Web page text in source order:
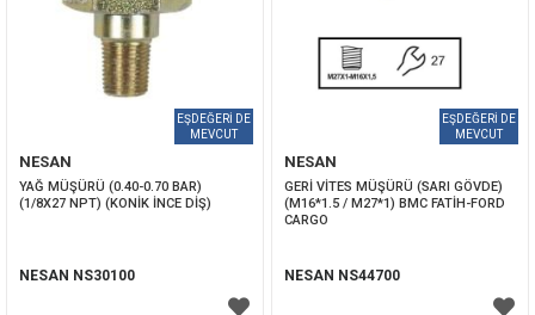
NESAN
YAĞ MÜŞÜRÜ (0.40-0.70 BAR)
(1/8X27 NPT) (KONİK İNCE DİŞ)
NESAN NS30100
NESAN
GERİ VİTES MÜŞÜRÜ (SARI GÖVDE)
(M16*1.5 / M27*1) BMC FATİH-FORD
CARGO
NESAN NS44700